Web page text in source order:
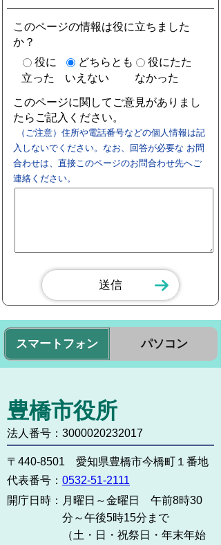
このページの情報は役に立ちました
か？
役に
立った
どちらとも
いえない
役にたた
なかった
このページに関してご意見がありまし
たらご記入ください。
（ご注意）住所や電話番号などの個人情報は記
入しないでください。なお、回答が必要な お問
合わせは、直接このページのお問合わせ先へご
連絡ください。
スマートフォン パソコン
豊橋市役所
法人番号：3000020232017
〒440-8501 愛知県豊橋市今橋町１番地
代表番号： 0532-51-2111
開庁日時： 月曜日～金曜日 午前8時30
分～午後5時15分まで
（土・日・祝祭日・年末年始